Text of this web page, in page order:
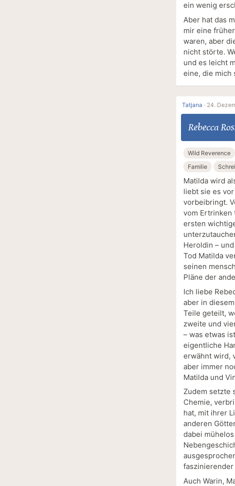
ein wenig
Aber hat das
mir eine
waren, aber
nicht störte.
und es leicht
eine, die mich
Tatjana · 24.
Rebecca
Wild Reverence
Familie
Matilda wird
liebt sie es
vorbeibringt.
vom Ertrinken
ersten
Heroldin –
Tod Matilda
seinen
Pläne der
Ich liebe
aber in
Teile geteilt,
zweite und
– was etwas
eigentliche
erwähnt wird,
aber immer
Matilda und
Zudem setzte
Chemie,
hat, mit ihrer
anderen
dabei
Auch Warin,